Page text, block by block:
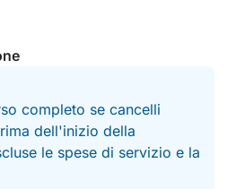
completo se cancelli
dell'inizio della
le spese di servizio e la